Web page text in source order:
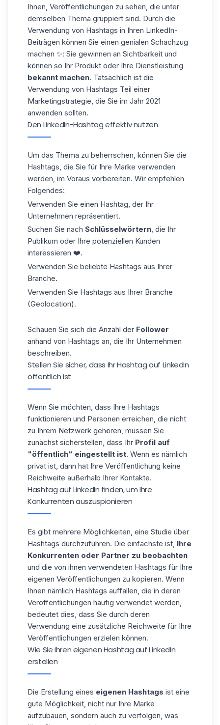
Ihnen, Veröffentlichungen zu sehen, die unter
demselben Thema gruppiert sind. Durch die
Verwendung von Hashtags in Ihren LinkedIn-
Beiträgen können Sie einen genialen Schachzug
machen ✨: Sie gewinnen an Sichtbarkeit und
können so Ihr Produkt oder Ihre Dienstleistung
bekannt machen. Tatsächlich ist die
Verwendung von Hashtags Teil einer
Marketingstrategie, die Sie im Jahr 2021
anwenden sollten.
Den LinkedIn-Hashtag effektiv nutzen
Um das Thema zu beherrschen, können Sie die
Hashtags , die Sie für Ihre Marke verwenden
werden, im Voraus vorbereiten. Wir empfehlen
Folgendes:
Verwenden Sie einen Hashtag, der Ihr
Unternehmen repräsentiert.
Suchen Sie nach Schlüsselwörtern, die Ihr
Publikum oder Ihre potenziellen Kunden
interessieren ❤️.
Verwenden Sie beliebte Hashtags aus Ihrer
Branche.
Verwenden Sie Hashtags aus Ihrer Branche
(Geolocation).
Schauen Sie sich die Anzahl der Follower
anhand von Hashtags an, die Ihr Unternehmen
beschreiben.
Stellen Sie sicher, dass Ihr Hashtag auf LinkedIn
öffentlich ist
Wenn Sie möchten, dass Ihre Hashtags
funktionieren und Personen erreichen, die nicht
zu Ihrem Netzwerk gehören, müssen Sie
zunächst sicherstellen, dass Ihr Profil auf
"öffentlich" eingestellt ist. Wenn es nämlich
privat ist, dann hat Ihre Veröffentlichung keine
Reichweite außerhalb Ihrer Kontakte.
Hashtag auf LinkedIn finden, um Ihre
Konkurrenten auszuspionieren
Es gibt mehrere Möglichkeiten, eine Studie über
Hashtags durchzuführen. Die einfachste ist, Ihre
Konkurrenten oder Partner zu beobachten
und die von ihnen verwendeten Hashtags für Ihre
eigenen Veröffentlichungen zu kopieren. Wenn
Ihnen nämlich Hashtags auffallen, die in deren
Veröffentlichungen häufig verwendet werden,
bedeutet dies, dass Sie durch deren
Verwendung eine zusätzliche Reichweite für Ihre
Veröffentlichungen erzielen können.
Wie Sie Ihren eigenen Hashtag auf LinkedIn
erstellen
Die Erstellung eines eigenen Hashtags ist eine
gute Möglichkeit, nicht nur Ihre Marke
aufzubauen , sondern auch zu verfolgen, was